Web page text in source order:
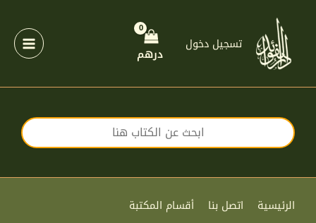
المحتوى
تسجيل دخول
درهم
الرئيسية اتصل بنا أقسام المكتبة